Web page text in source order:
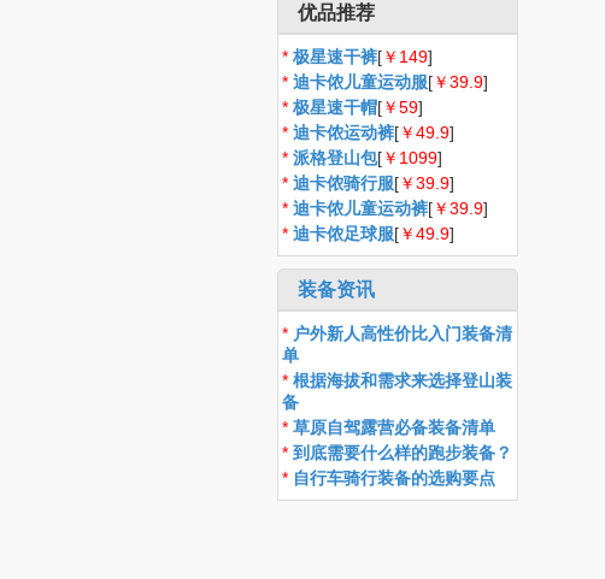
优品推荐
* 极星速干裤[￥149]
* 迪卡侬儿童运动服[￥39.9]
* 极星速干帽[￥59]
* 迪卡侬运动裤[￥49.9]
* 派格登山包[￥1099]
* 迪卡侬骑行服[￥39.9]
* 迪卡侬儿童运动裤[￥39.9]
* 迪卡侬足球服[￥49.9]
装备资讯
* 户外新人高性价比入门装备清
单
* 根据海拔和需求来选择登山装
备
* 草原自驾露营必备装备清单
* 到底需要什么样的跑步装备？
* 自行车骑行装备的选购要点